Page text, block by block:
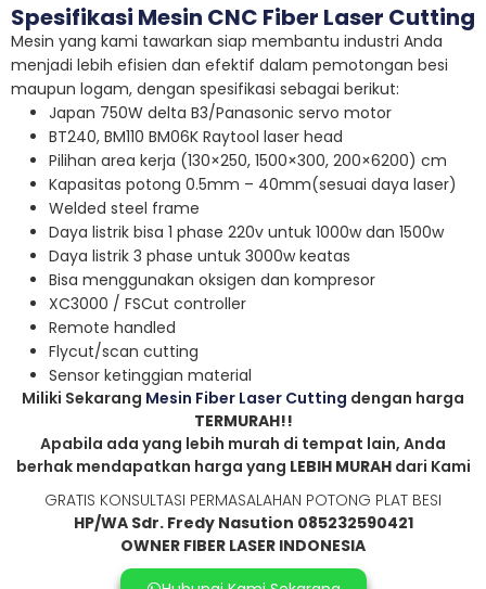
Spesifikasi Mesin CNC Fiber Laser Cutting
Mesin yang kami tawarkan siap membantu industri Anda
menjadi lebih efisien dan efektif dalam pemotongan besi
maupun logam, dengan spesifikasi sebagai berikut:
Japan 750W delta B3/Panasonic servo motor
BT240, BM110 BM06K Raytool laser head
Pilihan area kerja (130×250, 1500×300, 200×6200) cm
Kapasitas potong 0.5mm – 40mm(sesuai daya laser)
Welded steel frame
Daya listrik bisa 1 phase 220v untuk 1000w dan 1500w
Daya listrik 3 phase untuk 3000w keatas
Bisa menggunakan oksigen dan kompresor
XC3000 / FSCut controller
Remote handled
Flycut/scan cutting
Sensor ketinggian material
Miliki Sekarang Mesin Fiber Laser Cutting dengan harga
TERMURAH!!
Apabila ada yang lebih murah di tempat lain, Anda
berhak mendapatkan harga yang LEBIH MURAHdari Kami
GRATIS KONSULTASI PERMASALAHAN POTONG PLAT BESI
HP/WA Sdr. Fredy Nasution 085232590421
OWNER FIBER LASER INDONESIA